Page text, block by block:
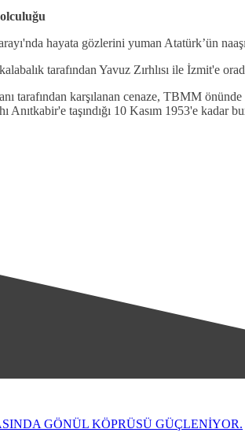
hayata gözlerini yuman Atatürk’ün
tarafından Yavuz Zırhlısı ile İzmit'e
tarafından karşılanan cenaze, TBMM
Anıtkabir'e taşındığı 10 Kasım 1953'e kadar
GÖNÜL KÖPRÜSÜ GÜÇLENİYOR.